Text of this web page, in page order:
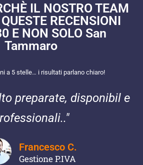
IL NOSTRO TEAM
RECENSIONI
E NON SOLO San
Tammaro
a 5 stelle… i risultati parlano chiaro!
preparate, disponibil e
Francesco C.
Gestione P.IVA